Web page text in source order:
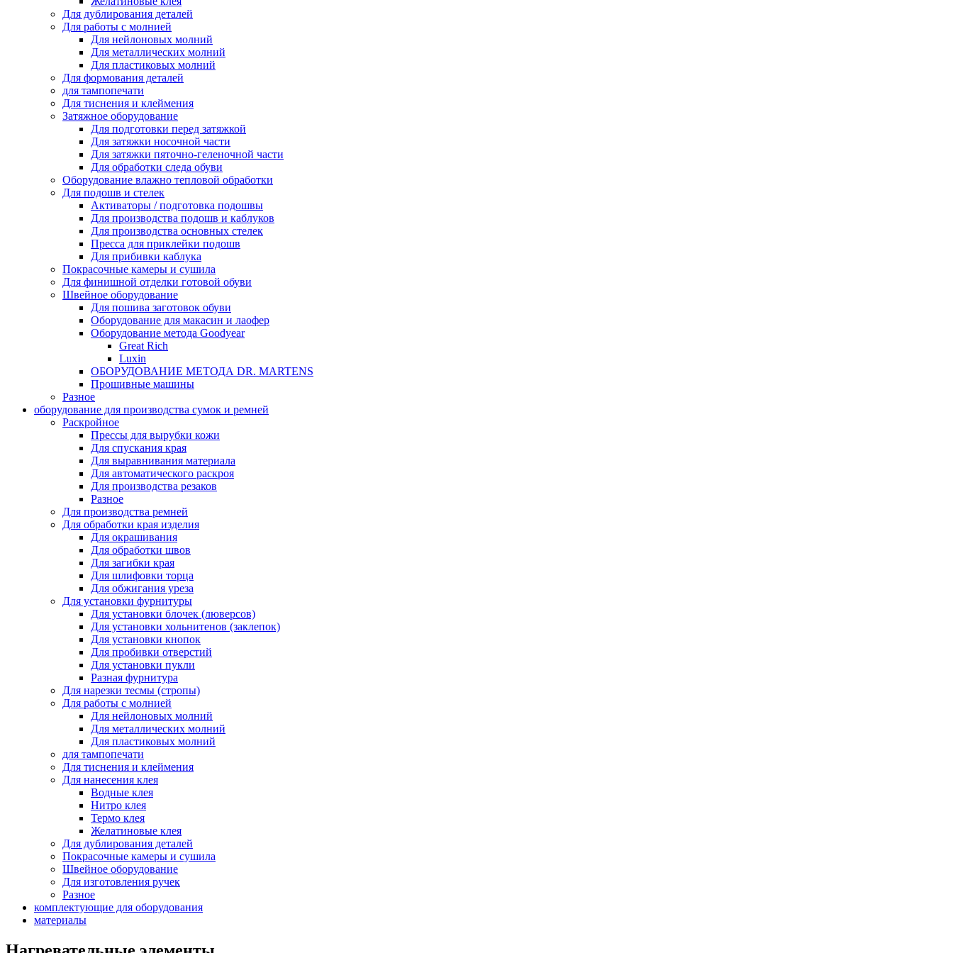
Для дублирования деталей
Для работы с молнией
Для нейлоновых молний
Для металлических молний
Для пластиковых молний
Для формования деталей
для тампопечати
Для тиснения и клеймения
Затяжное оборудование
Для подготовки перед затяжкой
Для затяжки носочной части
Для затяжки пяточно-геленочной части
Для обработки следа обуви
Оборудование влажно тепловой обработки
Для подошв и стелек
Активаторы / подготовка подошвы
Для производства подошв и каблуков
Для производства основных стелек
Пресса для приклейки подошв
Для прибивки каблука
Покрасочные камеры и сушила
Для финишной отделки готовой обуви
Швейное оборудование
Для пошива заготовок обуви
Оборудование для макасин и лаофер
Оборудование метода Goodyear
Great Rich
Luxin
ОБОРУДОВАНИЕ МЕТОДА DR. MARTENS
Прошивные машины
Разное
оборудование для производства сумок и ремней
Раскройное
Прессы для вырубки кожи
Для спускания края
Для выравнивания материала
Для автоматического раскроя
Для производства резаков
Разное
Для производства ремней
Для обработки края изделия
Для окрашивания
Для обработки швов
Для загибки края
Для шлифовки торца
Для обжигания уреза
Для установки фурнитуры
Для установки блочек (люверсов)
Для установки хольнитенов (заклепок)
Для установки кнопок
Для пробивки отверстий
Для установки пукли
Разная фурнитура
Для нарезки тесмы (стропы)
Для работы с молнией
Для нейлоновых молний
Для металлических молний
Для пластиковых молний
для тампопечати
Для тиснения и клеймения
Для нанесения клея
Водные клея
Нитро клея
Термо клея
Желатиновые клея
Для дублирования деталей
Покрасочные камеры и сушила
Швейное оборудование
Для изготовления ручек
Разное
комплектующие для оборудования
материалы